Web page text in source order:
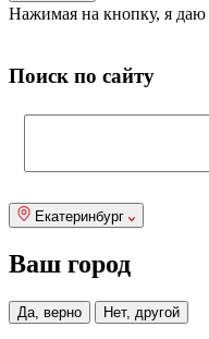
Нажимая на кнопку, я даю
Поиск по сайту
Екатеринбург
Ваш город
Да, верно Нет, другой